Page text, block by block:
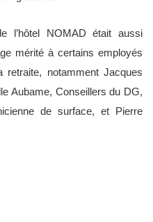
l’hôtel NOMAD était aussi
mérité à certains employés
notamment Jacques
Aubame, Conseillers du DG,
de surface, et Pierre